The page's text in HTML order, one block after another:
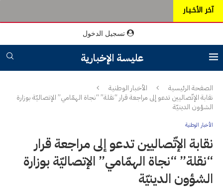
آخر الأخـبـار
تسجيل الدخول
عليسة الإخبارية
الصفحة الرئيسية
الأخبار الوطنية
نقابة الإتّصاليين تدعو إلى مراجعة قرار “نقلة” “نجاة الهمّامي” الإتصاليّة بوزارة
الشؤون الدينيّة
الأخبار الوطنية
نقابة الإتّصاليين تدعو إلى مراجعة قرار
“نقلة” “نجاة الهمّامي” الإتصاليّة بوزارة
الشؤون الدينيّة